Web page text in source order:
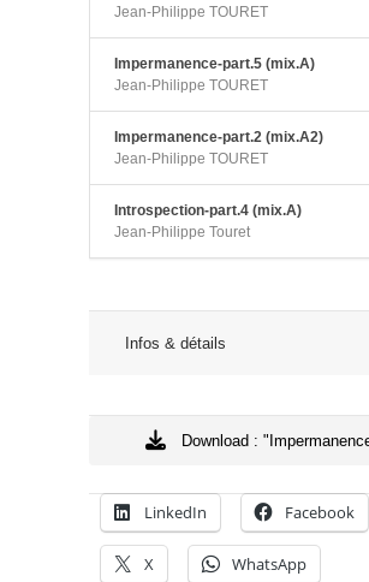
Jean-Philippe TOURET
Impermanence-part.5 (mix.A)
Jean-Philippe TOURET
Impermanence-part.2 (mix.A2)
Jean-Philippe TOURET
Introspection-part.4 (mix.A)
Jean-Philippe Touret
Infos & détails
Download :
LinkedIn Facebook
X WhatsApp